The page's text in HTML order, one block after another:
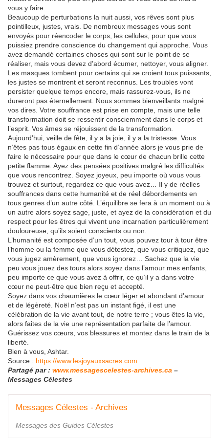
vous y faire.
Beaucoup de perturbations la nuit aussi, vos rêves sont plus
pointilleux, justes, vrais. De nombreux messages vous sont
envoyés pour réencoder le corps, les cellules, pour que vous
puissiez prendre conscience du changement qui approche. Vous
avez demandé certaines choses qui sont sur le point de se
réaliser, mais vous devez d’abord écumer, nettoyer, vous aligner.
Les masques tombent pour certains qui se croient tous puissants,
les justes se montrent et seront reconnus. Les troubles vont
persister quelque temps encore, mais rassurez-vous, ils ne
dureront pas éternellement. Nous sommes bienveillants malgré
vos dires. Votre souffrance est prise en compte, mais une telle
transformation doit se ressentir consciemment dans le corps et
l’esprit. Vos âmes se réjouissent de la transformation.
Aujourd’hui, veille de fête, il y a la joie, il y a la tristesse. Vous
n’êtes pas tous égaux en cette fin d’année alors je vous prie de
faire le nécessaire pour que dans le cœur de chacun brille cette
petite flamme. Ayez des pensées positives malgré les difficultés
que vous rencontrez. Soyez joyeux, peu importe où vous vous
trouvez et surtout, regardez ce que vous avez… Il y de réelles
souffrances dans cette humanité et de réel débordements en
tous genres d’un autre côté. L’équilibre se fera à un moment ou à
un autre alors soyez sage, juste, et ayez de la considération et du
respect pour les êtres qui vivent une incarnation particulièrement
douloureuse, qu’ils soient conscients ou non.
L’humanité est composée d’un tout, vous pouvez tour à tour être
l’homme ou la femme que vous détestez, que vous critiquez, que
vous jugez amèrement, que vous ignorez… Sachez que la vie
peu vous jouez des tours alors soyez dans l’amour mes enfants,
peu importe ce que vous avez à offrir, ce qu’il y a dans votre
cœur ne peut-être que bien reçu et accepté.
Soyez dans vos chaumières le cœur léger et abondant d’amour
et de légèreté. Noël n’est pas un instant figé, il est une
célébration de la vie avant tout, de notre terre ; vous êtes la vie,
alors faites de la vie une représentation parfaite de l’amour.
Guérissez vos cœurs, vos blessures et montez dans le train de la
liberté.
Bien à vous, Ashtar.
Source : https://www.lesjoyauxsacres.com
Partagé par : www.messagescelestes-archives.ca –
Messages Célestes
Messages Célestes - Archives
Messages des Guides Célestes